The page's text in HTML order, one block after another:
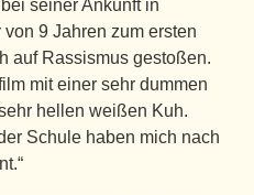
seiner Ankunft in
9 Jahren zum ersten
auf Rassismus gestoßen.
mit einer sehr dummen
hellen weißen Kuh.
Schule haben mich nach